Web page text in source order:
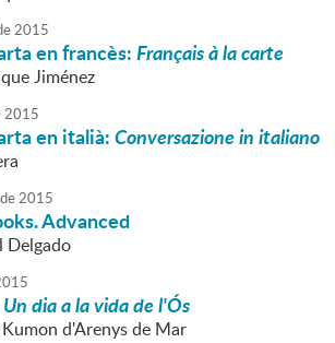
2015
en francès:Français à la carte
Jiménez
2015
en italià:Conversazione in italiano
de2015
Advanced
Delgado
Un dia a la vida de l'Ós
d'Arenys de Mar